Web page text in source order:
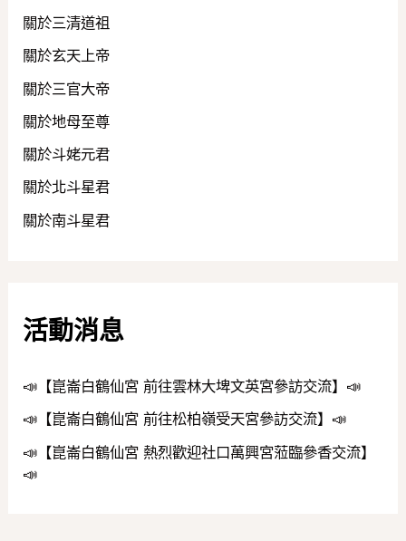
關於三清道祖
關於玄天上帝
關於三官大帝
關於地母至尊
關於斗姥元君
關於北斗星君
關於南斗星君
活動消息
📣【崑崙白鶴仙宮 前往雲林大埤文英宮參訪交流】📣
📣【崑崙白鶴仙宮 前往松柏嶺受天宮參訪交流】📣
📣【崑崙白鶴仙宮 熱烈歡迎社口萬興宮蒞臨參香交流】
📣